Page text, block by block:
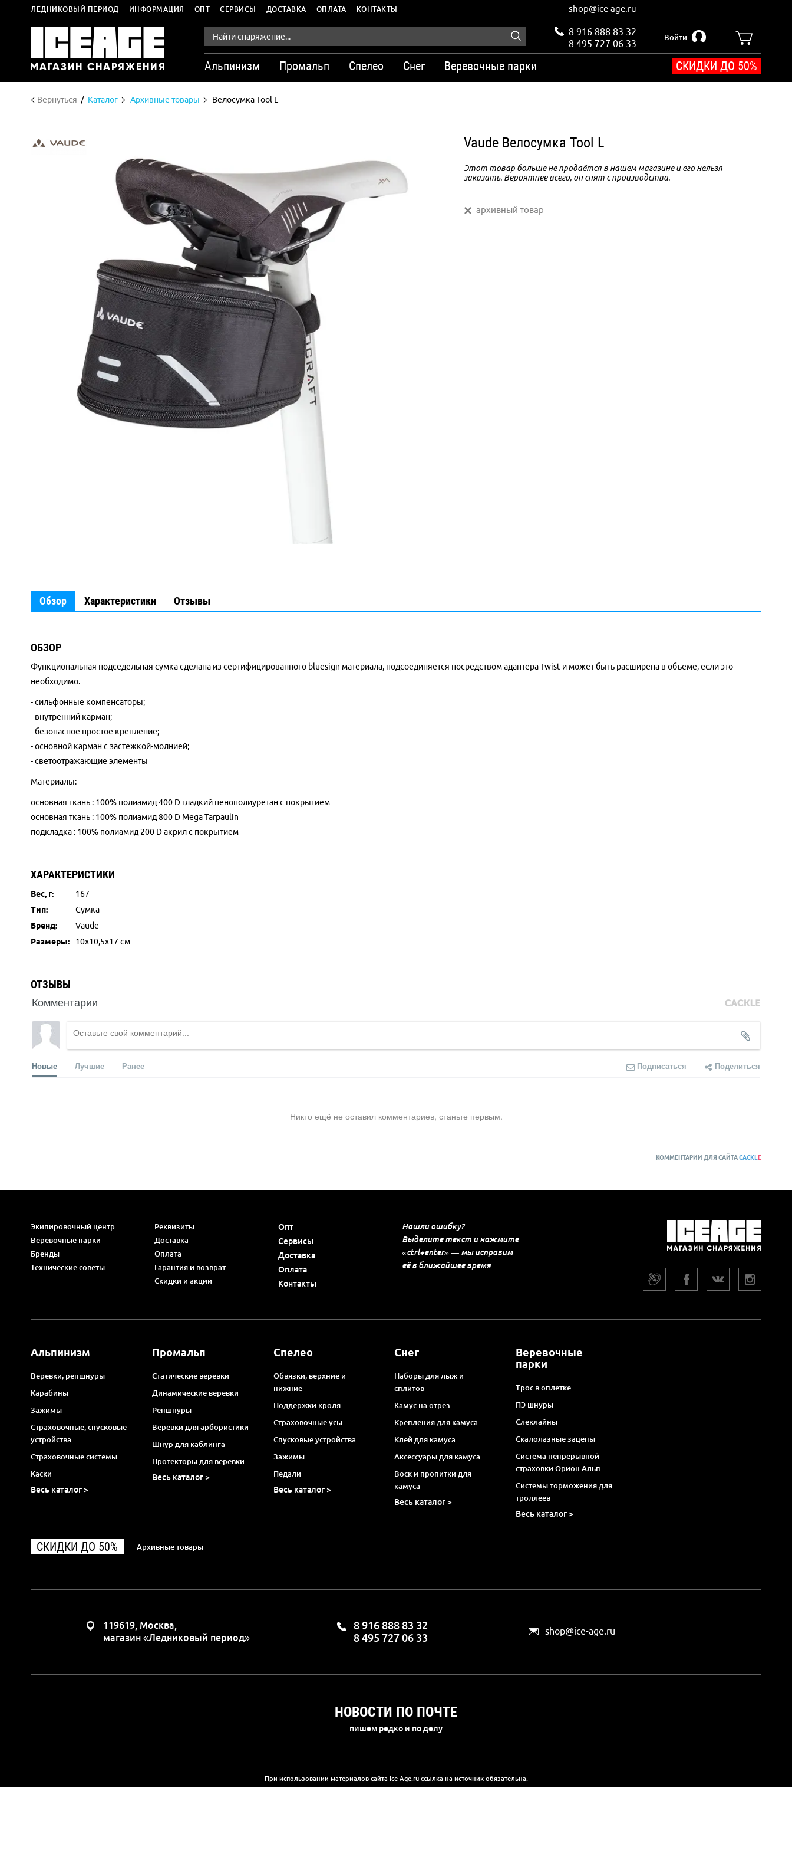
ЛЕДНИКОВЫЙ ПЕРИОД ИНФОРМАЦИЯ ОПТ СЕРВИСЫ ДОСТАВКА ОПЛАТА КОНТАКТЫ shop@ice-age.ru
8 916 888 83 32
8 495 727 06 33
Войти
Альпинизм Промальп Спелео Снег Веревочные парки СКИДКИ ДО 50%
Вернуться Каталог Архивные товары Велосумка Tool L
Vaude Велосумка Tool L
Этот товар больше не продаётся в нашем магазине и его нельзя
заказать. Вероятнее всего, он снят с производства.
архивный товар
Обзор Характеристики Отзывы
ОБЗОР
Функциональная подседельная сумка сделана из сертифицированного bluesign материала, подсоединяется посредством адаптера Twist и может быть расширена в объеме, если это
необходимо.
- сильфонные компенсаторы;
- внутренний карман;
- безопасное простое крепление;
- основной карман с застежкой-молнией;
- светоотражающие элементы
Материалы:
основная ткань : 100% полиамид 400 D гладкий пенополиуретан с покрытием
основная ткань : 100% полиамид 800 D Mega Tarpaulin
подкладка : 100% полиамид 200 D акрил с покрытием
ХАРАКТЕРИСТИКИ
Вес, г:
167
Тип:
Сумка
Бренд:
Vaude
Размеры:
10х10,5х17 см
ОТЗЫВЫ
Комментарии
Новые Лучшие Ранее Подписаться Поделиться
Никто ещё не оставил комментариев, станьте первым.
КОММЕНТАРИИ ДЛЯ САЙТАCACKL E
Экипировочный центр
Веревочные парки
Бренды
Технические советы
Реквизиты
Доставка
Оплата
Гарантия и возврат
Скидки и акции
Опт
Сервисы
Доставка
Оплата
Контакты
Нашли ошибку?
Выделите текст и нажмите
«ctrl+enter» — мы исправим
её в ближайшее время
Альпинизм
Веревки, репшнуры
Карабины
Зажимы
Страховочные, спусковые
устройства
Страховочные системы
Каски
Весь каталог >
Промальп
Статические веревки
Динамические веревки
Репшнуры
Веревки для арбористики
Шнур для каблинга
Протекторы для веревки
Весь каталог >
Спелео
Обвязки, верхние и
нижние
Поддержки кроля
Страховочные усы
Спусковые устройства
Зажимы
Педали
Весь каталог >
Снег
Наборы для лыж и
сплитов
Камус на отрез
Крепления для камуса
Клей для камуса
Аксессуары для камуса
Воск и пропитки для
камуса
Весь каталог >
Веревочные
парки
Трос в оплетке
ПЭ шнуры
Слеклайны
Скалолазные зацепы
Система непрерывной
страховки Орион Альп
Системы торможения для
троллеев
Весь каталог >
СКИДКИ ДО 50% Архивные товары
119619, Москва,
магазин «Ледниковый период»
8 916 888 83 32
8 495 727 06 33
shop@ice-age.ru
НОВОСТИ ПО ПОЧТЕ
пишем редко и по делу
При использовании материалов сайта Ice-Age.ru ссылка на источник обязательна.
Вся представленная на сайте информация носит информационный характер и не является публичной офертой, определяемой